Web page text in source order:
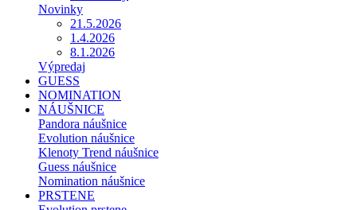
Novinky
21.5.2026
1.4.2026
8.1.2026
Výpredaj
GUESS
NOMINATION
NÁUŠNICE
Pandora náušnice
Evolution náušnice
Klenoty Trend náušnice
Guess náušnice
Nomination náušnice
PRSTENE